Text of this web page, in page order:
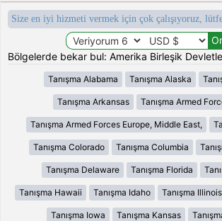
Size en iyi hizmeti vermek için çok çalışıyoruz,
Bölgelerde bekar bul: Amerika Birleşik
Tanışma Alabama Tanışma Alaska
Tanışma Arkansas Tanışma Armed
Tanışma Armed Forces Europe, Middle East,
Tanışma Colorado Tanışma Columbia
Tanışma Delaware Tanışma Florida
Tanışma Hawaii Tanışma Idaho Tanışma Illinois
Tanışma Iowa Tanışma Kansas